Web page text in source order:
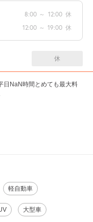
8:00 ～ 12:00 休
12:00 ～ 19:00 休
休
日NaN時間とめても最大料
軽自動車
大型車